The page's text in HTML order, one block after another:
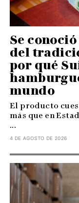
Se
del
por qué
mundo
El producto
más que en
...
4 DE AGOSTO DE 2026